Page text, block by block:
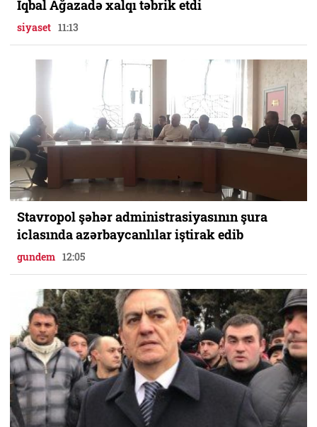
İqbal Ağazadə xalqı təbrik etdi
siyaset 11:13
Stavropol şəhər administrasiyasının şura
iclasında azərbaycanlılar iştirak edib
gundem 12:05